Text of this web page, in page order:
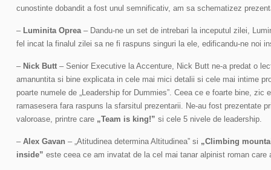
cunostinte dobandit a fost unul semnificativ, am sa schematizez
– Luminita Oprea– Dandu-ne un set de intrebari la inceputul zilei,
fel incat la finalul zilei sa ne fi raspuns singuri la ele, edificandu-ne noi
– Nick Butt – Senior Executive la Accenture, Nick Butt ne-a predat o
amanuntita si bine explicata in cele mai mici detalii si cele mai intime
poarte numele de „Leadership for Dummies”. Ceea ce e foarte bine, zic
ramasesera fara raspuns la sfarsitul prezentarii. Ne-au fost prezentate
valoroase, printre care „Team is king!” si cele 5 nivele de leadership.
– Alex Gavan – „Atitudinea determina Altitudinea” si „Climbing
inside” este ceea ce am invatat de la cel mai tanar alpinist roman care